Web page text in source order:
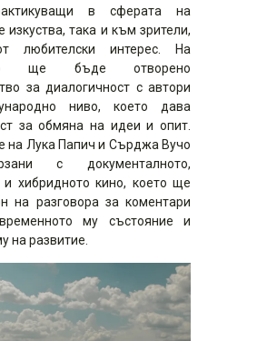
в сферата на
изкуства, така и към зрители,
любителски интерес. На
ще бъде отворено
за диалогичност с автори
ниво, което дава
за обмяна на идеи и опит.
на Лука Папич и Сърджа Вучо
с документалното,
и хибридното кино, което ще
на разговора за коментари
му състояние и
на развитие.